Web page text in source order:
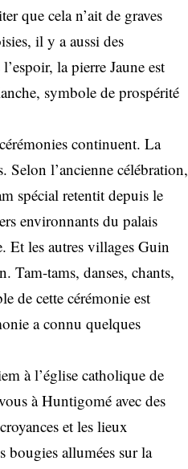
que cela n’ait de graves
il y a aussi des
la pierre Jaune est
symbole de prospérité
continuent. La
Selon l’ancienne célébration,
spécial retentit depuis le
environnants du palais
Et les autres villages Guin
Tam-tams, danses, chants,
de cette cérémonie est
a connu quelques
à l’église catholique de
à Huntigomé avec des
et les lieux
bougies allumées sur la